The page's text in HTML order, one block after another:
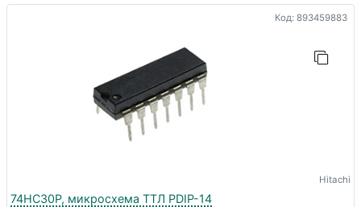
Код: 893459883
Hitachi
74HC30P, микросхема ТТЛ PDIP-14